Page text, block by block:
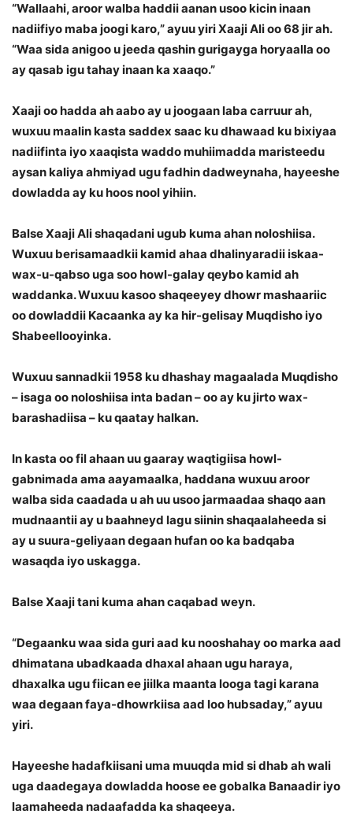
“Wallaahi, aroor walba haddii aanan usoo kicin inaan
nadiifiyo maba joogi karo,” ayuu yiri Xaaji Ali oo 68 jir ah.
“Waa sida anigoo u jeeda qashin gurigayga horyaalla oo
ay qasab igu tahay inaan ka xaaqo.”
Xaaji oo hadda ah aabo ay u joogaan laba carruur ah,
wuxuu maalin kasta saddex saac ku dhawaad ku bixiyaa
nadiifinta iyo xaaqista waddo muhiimadda maristeedu
aysan kaliya ahmiyad ugu fadhin dadweynaha, hayeeshe
dowladda ay ku hoos nool yihiin.
Balse Xaaji Ali shaqadani ugub kuma ahan noloshiisa.
Wuxuu berisamaadkii kamid ahaa dhalinyaradii iskaa-
wax-u-qabso uga soo howl-galay qeybo kamid ah
waddanka. Wuxuu kasoo shaqeeyey dhowr mashaariic
oo dowladdii Kacaanka ay ka hir-gelisay Muqdisho iyo
Shabeellooyinka.
Wuxuu sannadkii 1958 ku dhashay magaalada Muqdisho
– isaga oo noloshiisa inta badan – oo ay ku jirto wax-
barashadiisa – ku qaatay halkan.
In kasta oo fil ahaan uu gaaray waqtigiisa howl-
gabnimada ama aayamaalka, haddana wuxuu aroor
walba sida caadada u ah uu usoo jarmaadaa shaqo aan
mudnaantii ay u baahneyd lagu siinin shaqaalaheeda si
ay u suura-geliyaan degaan hufan oo ka badqaba
wasaqda iyo uskagga.
Balse Xaaji tani kuma ahan caqabad weyn.
“Degaanku waa sida guri aad ku nooshahay oo marka aad
dhimatana ubadkaada dhaxal ahaan ugu haraya,
dhaxalka ugu fiican ee jiilka maanta looga tagi karana
waa degaan faya-dhowrkiisa aad loo hubsaday,” ayuu
yiri.
Hayeeshe hadafkiisani uma muuqda mid si dhab ah wali
uga daadegaya dowladda hoose ee gobalka Banaadir iyo
laamaheeda nadaafadda ka shaqeeya.